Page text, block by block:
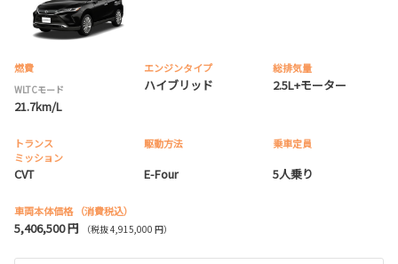
燃費
WLTCモード
21.7km/L
エンジンタイプ
ハイブリッド
総排気量
2.5L+モーター
トランス
ミッション
CVT
駆動方法
E-Four
乗車定員
5人乗り
車両本体価格 （消費税込）
5,406,500 円 （税抜 4,915,000 円）